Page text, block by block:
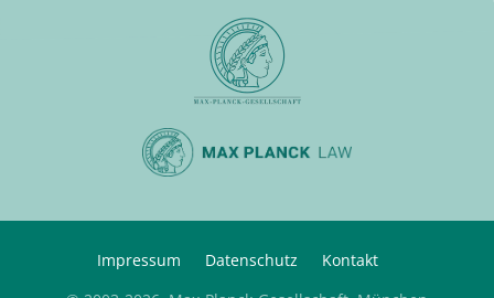
Impressum Datenschutz
Kontakt